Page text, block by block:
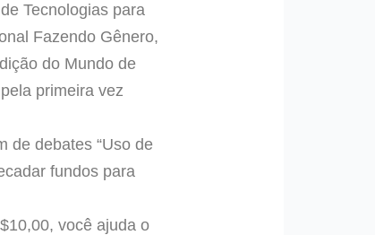
Tecnologias para
Fazendo Gênero,
do Mundo de
primeira vez
de debates “Uso de
fundos para
você ajuda o